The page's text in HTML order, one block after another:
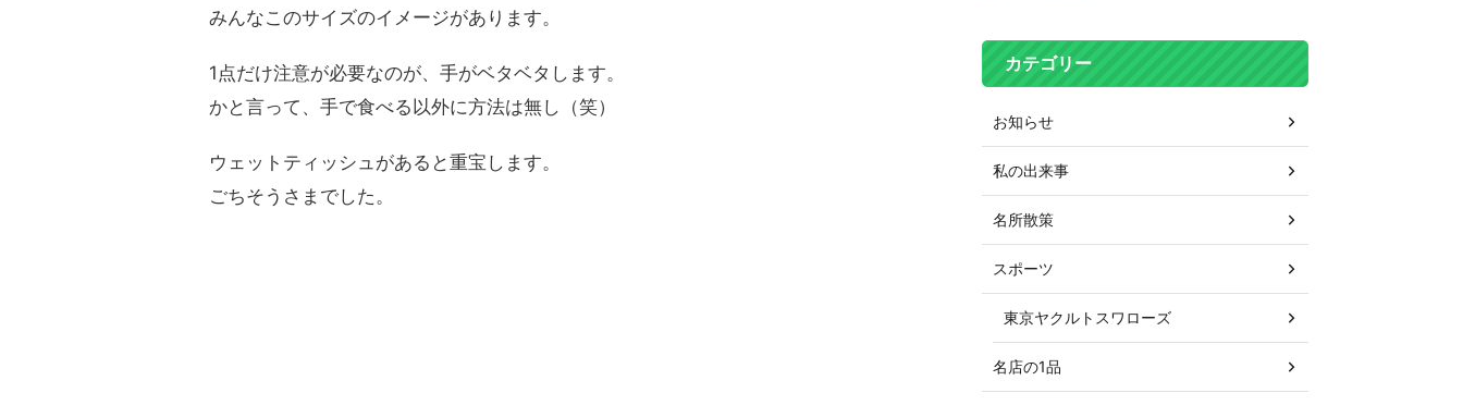
みんなこのサイズのイメージがあります。
1点だけ注意が必要なのが、手がベタベタします。
かと言って、手で食べる以外に方法は無し（笑）
ウェットティッシュがあると重宝します。
ごちそうさまでした。
カテゴリー
お知らせ
私の出来事
名所散策
スポーツ
東京ヤクルトスワローズ
名店の1品